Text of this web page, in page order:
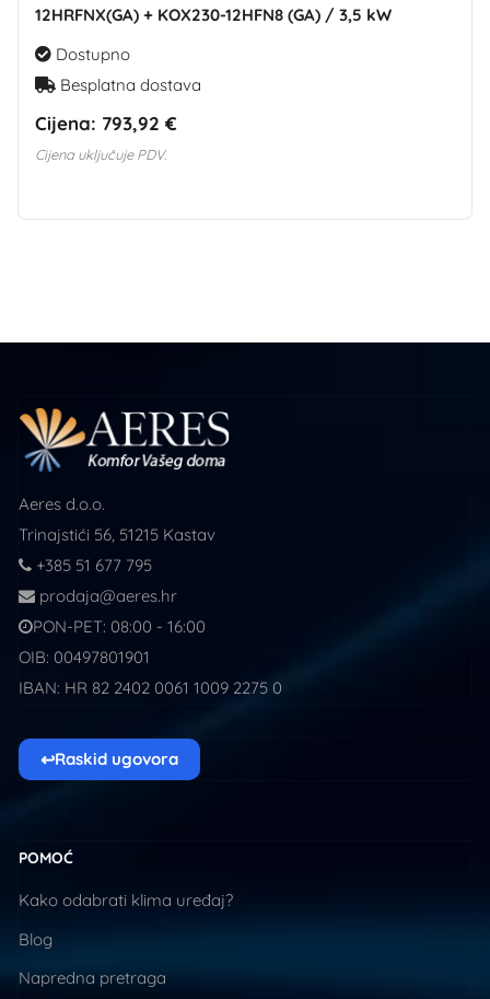
12HRFNX(GA) + KOX230-12HFN8 (GA) / 3,5 kW
Dostupno
Besplatna dostava
Cijena: 793,92 €
Cijena uključuje PDV.
Aeres d.o.o.
Trinajstići 56, 51215 Kastav
+385 51 677 795
prodaja@aeres.hr
PON-PET: 08:00 - 16:00
OIB: 00497801901
IBAN: HR 82 2402 0061 1009 2275 0
↩Raskid ugovora
POMOĆ
Kako odabrati klima uređaj?
Blog
Napredna pretraga